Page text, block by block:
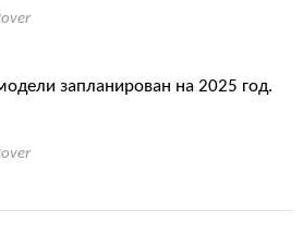
запланирован на 2025 год.